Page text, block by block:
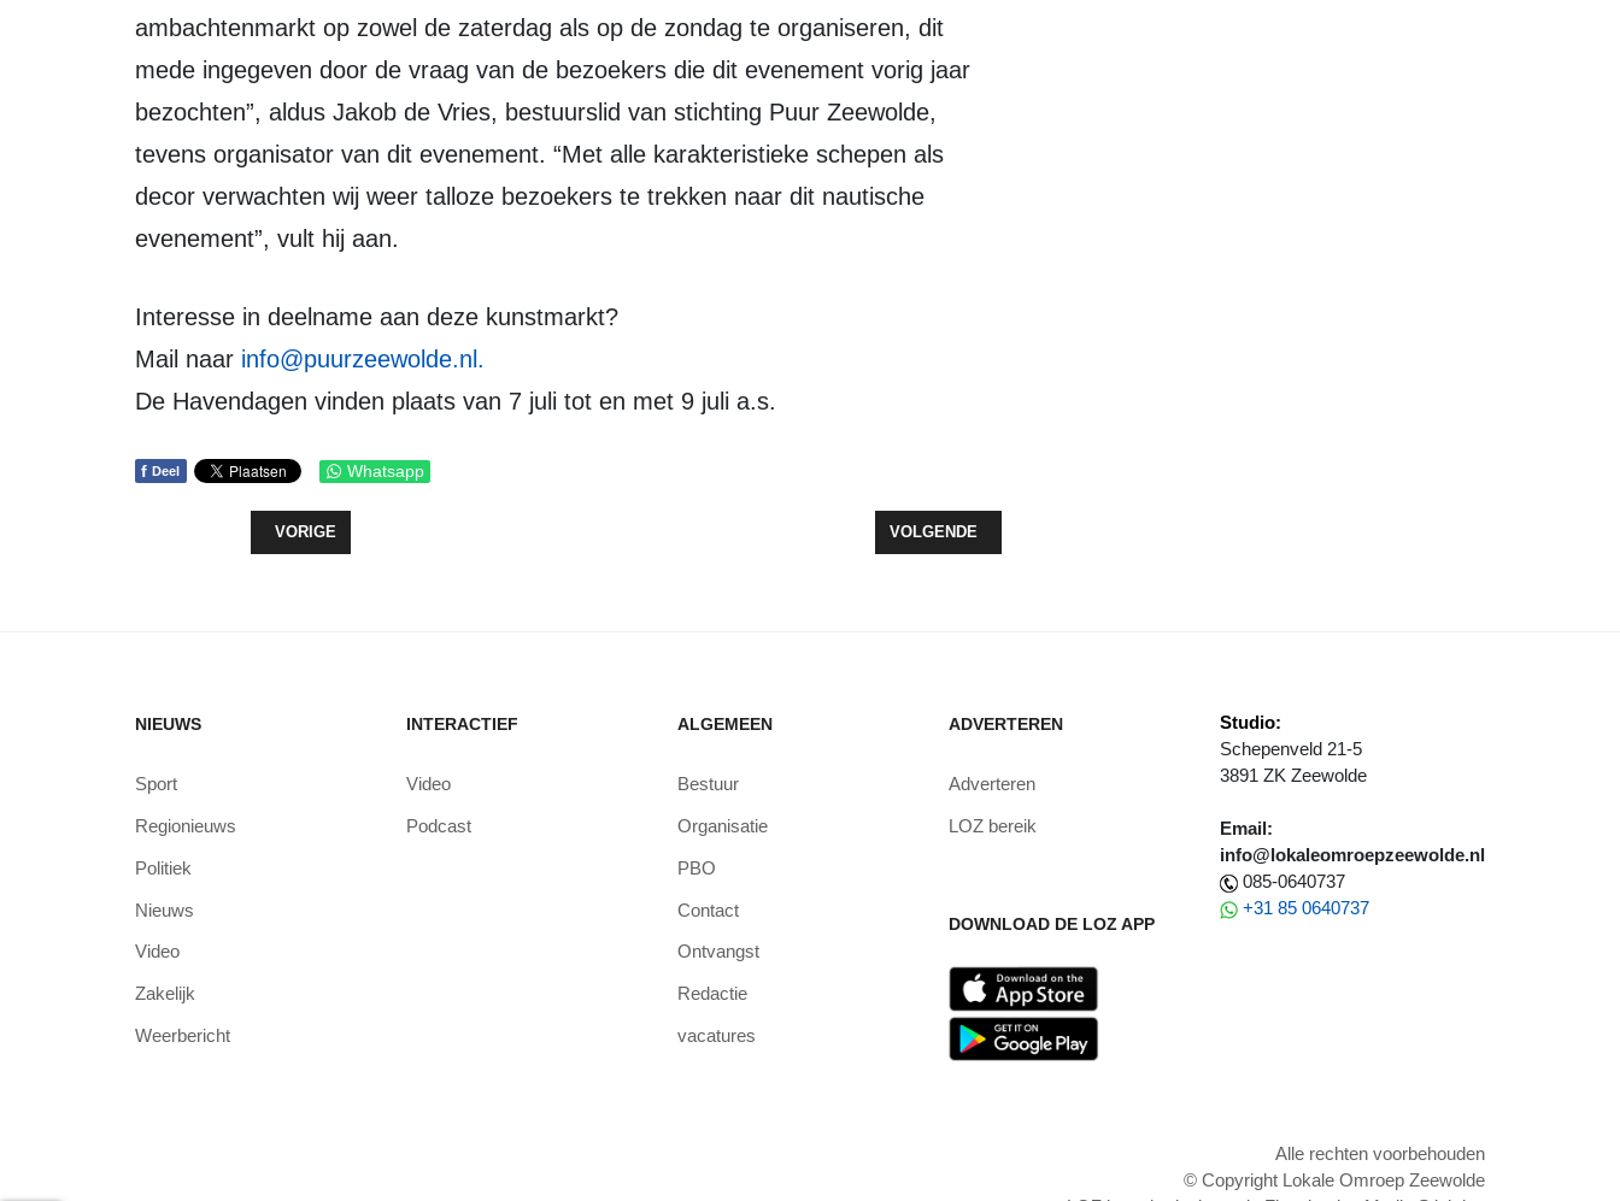
ambachtenmarkt op zowel de zaterdag als op de zondag te organiseren, dit
mede ingegeven door de vraag van de bezoekers die dit evenement vorig jaar
bezochten”, aldus Jakob de Vries, bestuurslid van stichting Puur Zeewolde,
tevens organisator van dit evenement. “Met alle karakteristieke schepen als
decor verwachten wij weer talloze bezoekers te trekken naar dit nautische
evenement”, vult hij aan.
Interesse in deelname aan deze kunstmarkt?
Mail naar info@puurzeewolde.nl .
De Havendagen vinden plaats van 7 juli tot en met 9 juli a.s.
f Deel Whatsapp
VORIG ARTIKEL: ENORM AANTAL INSCHRIJVINGEN VOOR DE AVONDVIERDAAGSE VAN 6 TOT 9 JUNI
VORIGE VOLGENDE ARTIKEL: HULP BIJ DIGITALE PROBLEMEN ELKE EERSTE EN DERDE DINSDAG
VOLGENDE
NIEUWS
Sport
Regionieuws
Politiek
Nieuws
Video
Zakelijk
Weerbericht
INTERACTIEF
Video
Podcast
ALGEMEEN
Bestuur
Organisatie
PBO
Contact
Ontvangst
Redactie
vacatures
ADVERTEREN
Adverteren
LOZ bereik
DOWNLOAD DE LOZ APP
Studio:
Schepenveld 21-5
3891 ZK Zeewolde
Email:
info@lokaleomroepzeewolde.nl
085-0640737
+31 85 0640737
Alle rechten voorbehouden
© Copyright Lokale Omroep Zeewolde